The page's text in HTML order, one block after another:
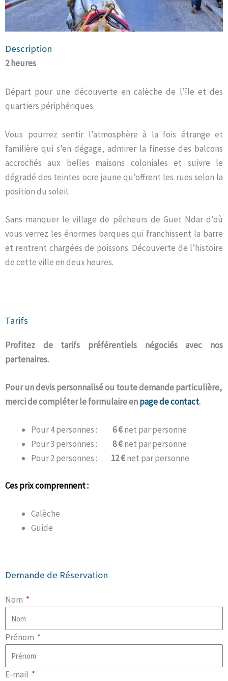
Description
2 heures
Départ pour une découverte en calèche de l’île et des
quartiers périphériques.
Vous pourrez sentir l’atmosphère à la fois étrange et
familière qui s’en dégage, admirer la finesse des balcons
accrochés aux belles maisons coloniales et suivre le
dégradé des teintes ocre jaune qu’offrent les rues selon la
position du soleil.
Sans manquer le village de pêcheurs de Guet Ndar d’où
vous verrez les énormes barques qui franchissent la barre
et rentrent chargées de poissons. Découverte de l’histoire
de cette ville en deux heures.
Tarifs
Profitez de tarifs préférentiels négociés avec nos
partenaires.
Pour un devis personnalisé ou toute demande particulière,
merci de compléter le formulaire enpage de contact.
Pour 4 personnes : 6 €net par personne
Pour 3 personnes : 8 €net par personne
Pour 2 personnes : 12 €net par personne
Ces prix comprennent :
Calèche
Guide
Demande de Réservation
Nom
Prénom
E-mail